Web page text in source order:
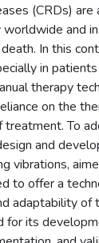
(CRDs)
and
In this
in
therapy
on the
To
and
vibrations,
to offer a
adaptability of
its